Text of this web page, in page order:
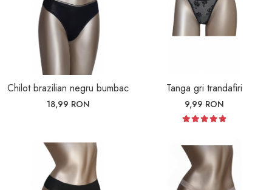
Chilot brazilian negru bumbac
18,99 RON
Tanga gri trandafiri
9,99 RON